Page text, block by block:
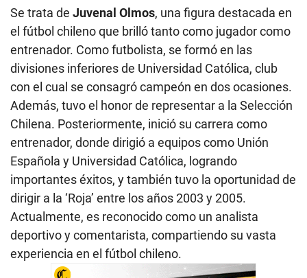
Se trata de Juvenal Olmos, una figura destacada en
el fútbol chileno que brilló tanto como jugador como
entrenador. Como futbolista, se formó en las
divisiones inferiores de Universidad Católica, club
con el cual se consagró campeón en dos ocasiones.
Además, tuvo el honor de representar a la Selección
Chilena. Posteriormente, inició su carrera como
entrenador, donde dirigió a equipos como Unión
Española y Universidad Católica, logrando
importantes éxitos, y también tuvo la oportunidad de
dirigir a la ‘Roja’ entre los años 2003 y 2005.
Actualmente, es reconocido como un analista
deportivo y comentarista, compartiendo su vasta
experiencia en el fútbol chileno.